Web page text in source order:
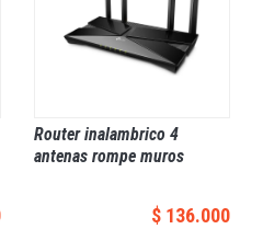
Router inalambrico 4
antenas rompe muros
$ 136.000